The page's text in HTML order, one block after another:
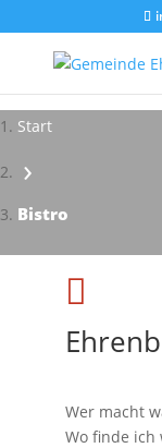
Start
›
Bistro

Wer macht
Wo finde ich